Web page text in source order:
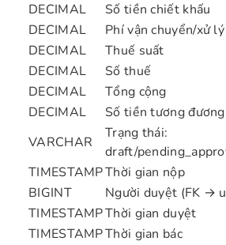
DECIMAL
Số tiền chiết khấu
DECIMAL
Phí vận chuyển/xử lý
DECIMAL
Thuế suất
DECIMAL
Số thuế
DECIMAL
Tổng cộng
DECIMAL
Số tiền tương
VARCHAR
Trạng thái:
draft/
TIMESTAMPThời gian nộp
BIGINT
Người duyệt (FK →
TIMESTAMPThời gian duyệt
TIMESTAMPThời gian bác